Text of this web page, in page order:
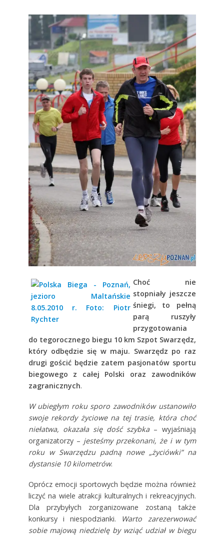
Choć nie
stopniały jeszcze
śniegi, to pełną
parą ruszyły
przygotowania
do tegorocznego biegu 10 km Szpot Swarzędz,
który odbędzie się w maju. Swarzędz po raz
drugi gościć będzie zatem pasjonatów sportu
biegowego z całej Polski oraz zawodników
zagranicznych.
W ubiegłym roku sporo zawodników ustanowiło
swoje rekordy życiowe na tej trasie, która choć
niełatwa, okazała się dość szybka– wyjaśniają
organizatorzy – jesteśmy przekonani, że i w tym
roku w Swarzędzu padną nowe „życiówki” na
dystansie 10 kilometrów.
Oprócz emocji sportowych będzie można również
liczyć na wiele atrakcji kulturalnych i rekreacyjnych.
Dla przybyłych zorganizowane zostaną także
konkursy i niespodzianki. Warto zarezerwować
sobie majową niedzielę by wziąć udział w biegu